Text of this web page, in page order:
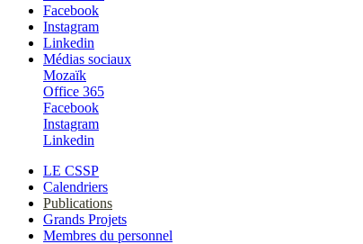
Facebook
Instagram
Linkedin
Médias sociaux
Mozaïk
Office 365
Facebook
Instagram
Linkedin
LE CSSP
Calendriers
Publications
Grands Projets
Membres du personnel